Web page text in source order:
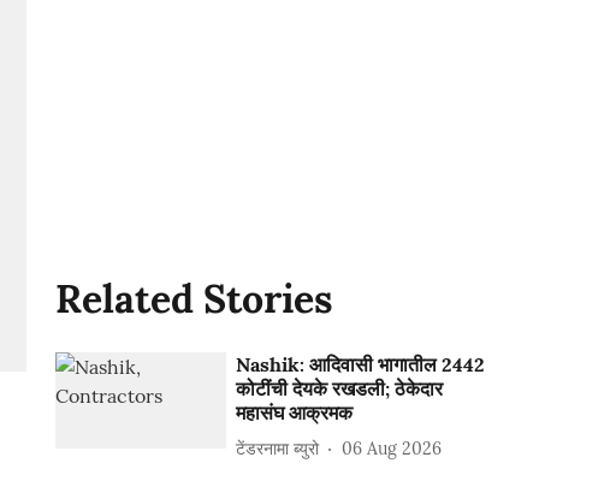
Related Stories
Nashik: आदिवासी भागातील 2442
कोटींची देयके रखडली; ठेकेदार
महासंघ आक्रमक
टेंडरनामा ब्युरो 06 Aug 2026